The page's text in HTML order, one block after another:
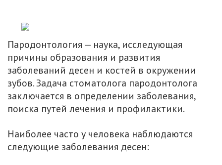
Пародонтология — наука, исследующая
причины образования и развития
заболеваний десен и костей в окружении
зубов. Задача стоматолога пародонтолога
заключается в определении заболевания,
поиска путей лечения и профилактики.
Наиболее часто у человека наблюдаются
следующие заболевания десен: